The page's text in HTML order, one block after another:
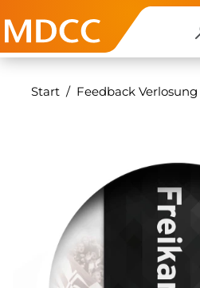
Start Feedback Verlosung